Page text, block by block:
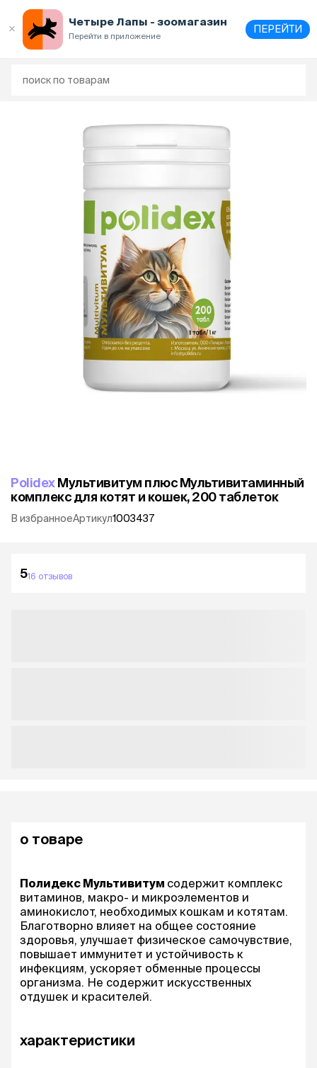
Четыре Лапы - зоомагазин
Перейти в приложение
ПЕРЕЙТИ
PolidexМультивитум плюс Мультивитаминный
комплекс для котят и кошек, 200 таблеток
В избранноеАртикул1003437
516 отзывов
о товаре
Полидекс Мультивитум содержит комплекс
витаминов, макро- и микроэлементов и
аминокислот, необходимых кошкам и котятам.
Благотворно влияет на общее состояние
здоровья, улучшает физическое самочувствие,
повышает иммунитет и устойчивость к
инфекциям, ускоряет обменные процессы
организма. Не содержит искусственных
отдушек и красителей.
характеристики